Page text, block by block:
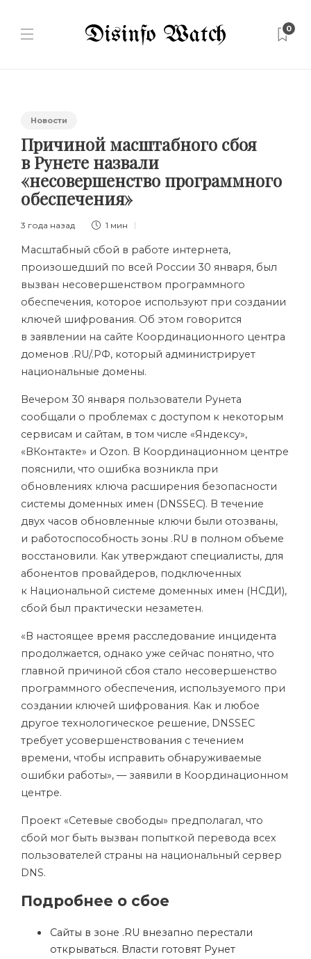
0
Новости
Причиной масштабного сбоя
в Рунете назвали
«несовершенство программного
обеспечения»
3 года назад 1 мин
Масштабный сбой в работе интернета,
произошедший по всей России 30 января, был
вызван несовершенством программного
обеспечения, которое используют при создании
ключей шифрования. Об этом говорится
в заявлении на сайте Координационного центра
доменов .RU/.РФ, который администрирует
национальные домены.
Вечером 30 января пользователи Рунета
сообщали о проблемах с доступом к некоторым
сервисам и сайтам, в том числе «Яндексу»,
«ВКонтакте» и Ozon. В Координационном центре
пояснили, что ошибка возникла при
обновлениях ключа расширения безопасности
системы доменных имен (DNSSEC). В течение
двух часов обновленные ключи были отозваны,
и работоспособность зоны .RU в полном объеме
восстановили. Как утверждают специалисты, для
абонентов провайдеров, подключенных
к Национальной системе доменных имен (НСДИ),
сбой был практически незаметен.
«В настоящее время расследование инцидента
продолжается, однако уже сейчас понятно, что
главной причиной сбоя стало несовершенство
программного обеспечения, используемого при
создании ключей шифрования. Как и любое
другое технологическое решение, DNSSEC
требует усовершенствования с течением
времени, чтобы исправить обнаруживаемые
ошибки работы», — заявили в Координационном
центре.
Проект «Сетевые свободы» предполагал, что
сбой мог быть вызван попыткой перевода всех
пользователей страны на национальный сервер
DNS.
Подробнее о сбое
Cайты в зоне .RU внезапно перестали
открываться. Власти готовят Рунет